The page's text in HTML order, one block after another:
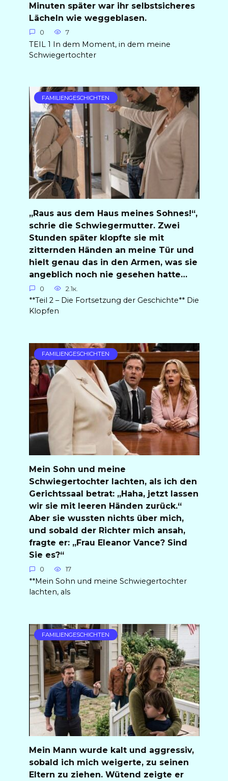
Minuten später war ihr selbstsicheres
Lächeln wie weggeblasen.
0 7
TEIL 1 In dem Moment, in dem meine
Schwiegertochter
FAMILIENGESCHICHTEN
„Raus aus dem Haus meines Sohnes!“,
schrie die Schwiegermutter. Zwei
Stunden später klopfte sie mit
zitternden Händen an meine Tür und
hielt genau das in den Armen, was sie
angeblich noch nie gesehen hatte…
0 2.1к.
**Teil 2 – Die Fortsetzung der Geschichte** Die
Klopfen
FAMILIENGESCHICHTEN
Mein Sohn und meine
Schwiegertochter lachten, als ich den
Gerichtssaal betrat: „Haha, jetzt lassen
wir sie mit leeren Händen zurück.“
Aber sie wussten nichts über mich,
und sobald der Richter mich ansah,
fragte er: „Frau Eleanor Vance? Sind
Sie es?“
0 17
**Mein Sohn und meine Schwiegertochter
lachten, als
FAMILIENGESCHICHTEN
Mein Mann wurde kalt und aggressiv,
sobald ich mich weigerte, zu seinen
Eltern zu ziehen. Wütend zeigte er